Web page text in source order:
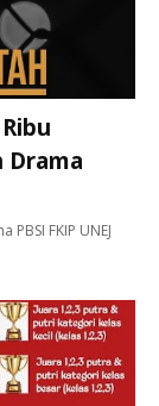
Drama
FKIP UNEJ